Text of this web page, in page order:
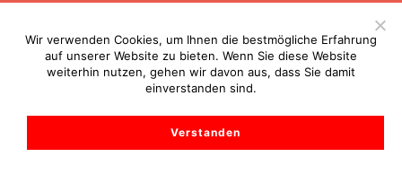
Datenschutzerklärung
FAQ
Wir verwenden Cookies, um Ihnen die bestmögliche Erfahrung
auf unserer Website zu bieten. Wenn Sie diese Website
weiterhin nutzen, gehen wir davon aus, dass Sie damit
einverstanden sind.
Verstanden